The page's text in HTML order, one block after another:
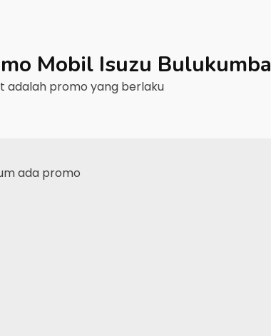
Mobil Isuzu Bulukumba
adalah promo yang berlaku
ada promo